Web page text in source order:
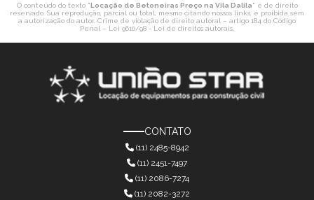
O conteúdo do texto "Locação de Betoneiras Preço na Vila Dalila" é de direito
reservado. Sua reprodução, parcial ou total, mesmo citando nossos links, é proibida sem
a autorização do autor. Crime de violação de direito autoral – artigo 184 do Código
Penal – Lei 9610/98 - Lei de direitos autorais
CONTATO
(11) 2485-8942
(11) 2451-7497
(11) 2086-7274
(11) 2082-3272